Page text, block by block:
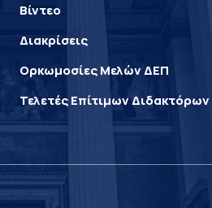
Βίντεο
Διακρίσεις
Ορκωμοσίες Μελών ΔΕΠ
Τελετές Επίτιμων Διδακτόρων